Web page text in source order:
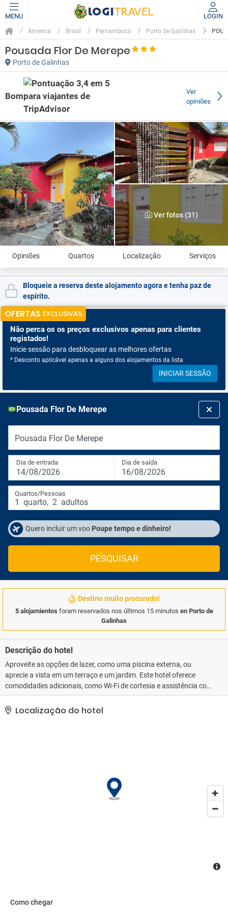
MENU LOGIN
America Brasil Pernambuco Porto de Galinhas
Pousada Flor De Merepe
Porto de Galinhas
Bom
Ver
opiniões
Ver fotos (31)
Opiniões Quartos Localização Serviços
Bloqueie a reserva deste alojamento agora e tenha paz de
espírito.
OFERTAS EXCLUSIVAS
Não perca os os preços exclusivos apenas para clientes
registados!
Inicie sessão para desbloquear as melhores ofertas
* Desconto aplicável apenas a alguns dos alojamentos da lista
INICIAR SESSÃO
Pousada Flor De Merepe
Pousada Flor De Merepe
Dia de entrada
14/08/2026
Dia de saída
16/08/2026
Quartos/Pessoas
1 quarto, 2 adultos
Quero incluir um voo Poupe tempo e dinheiro!
PESQUISAR
Destino muito procurado!
5 alojamientos foram reservados nos últimos 15 minutos en Porto de
Galinhas
Descrição do hotel
Aproveite as opções de lazer, como uma piscina externa, ou
aprecie a vista em um terraço e um jardim. Este hotel oferece
comodidades adicionais, como Wi-Fi de cortesia e assistência com
excursões/ingressos.. As comodidades presentes incluem balcão
de recepção 24 horas e armazenamento para bagagem..
Localização do hotel
Como chegar